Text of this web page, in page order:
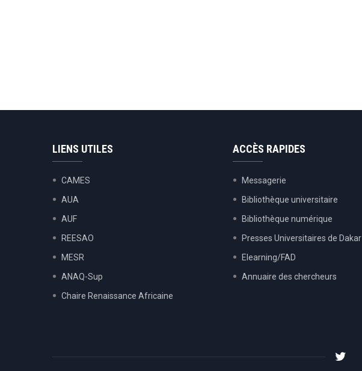
LIENS UTILES
CAMES
AUA
AUF
REESAO
MESR
ANAQ-Sup
Chaire Renaissance Africaine
ACCÈS RAPIDES
Messagerie
Bibliothèque universitaire
Bibliothèque numérique
Presses Universitaires de Dakar
Elearning/FAD
Annuaire des chercheurs